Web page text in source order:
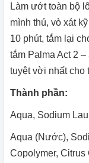
Làm ướt toàn bộ
mình thú, vò xát
10 phút, tắm lại
tắm Palma Act 2
tuyệt vời nhất cho
Thành phần:
Aqua, Sodium
Aqua (Nước),
Copolymer, Citrus